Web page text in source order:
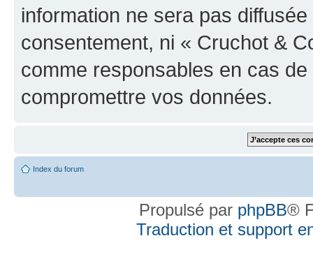
information ne sera pas
consentement, ni « Cruchot &
comme responsables en cas
compromettre vos données.
Index du forum
Propulsé par phpBB®
Traduction et support